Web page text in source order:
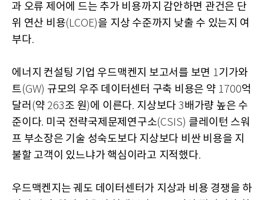
과 오류 제어에 드는 추가 비용까지 감안하면 관건은 단
위 연산 비용(LCOE)을 지상 수준까지 낮출 수 있는지 여
부다.
에너지 컨설팅 기업 우드맥켄지 보고서를 보면 1기가와
트(GW) 규모의 우주 데이터센터 구축 비용은 약 1700억
달러 (약 263조 원)에 이른다. 지상보다 3배가량 높은 수
준이다. 미국 전략국제문제연구소(CSIS) 클레이턴 스워
프 부소장은 기술 성숙도보다 지상보다 비싼 비용을 지
불할 고객이 있느냐가 핵심이라고 지적했다.
우드맥켄지는 궤도 데이터센터가 지상과 비용 경쟁을 하